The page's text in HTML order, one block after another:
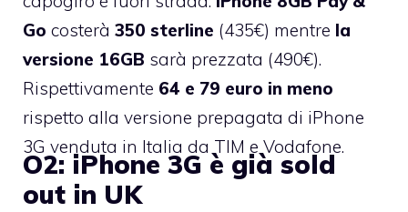
Go costerà 350 sterline (435€) mentre la
versione 16GB sarà prezzata (490€).
Rispettivamente 64 e 79 euro in meno
rispetto alla versione prepagata di iPhone
3G venduta in Italia da TIM e Vodafone.
O2: iPhone 3G è già sold
out in UK